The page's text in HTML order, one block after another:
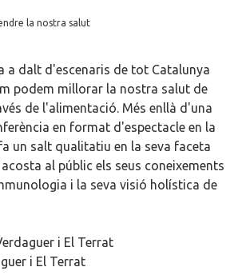
la nostra salut
a dalt d'escenaris de tot Catalunya
podem millorar la nostra salut de
de l'alimentació. Més enllà d'una
en format d'espectacle en la
un salt qualitatiu en la seva faceta
al públic els seus coneixements
i la seva visió holística de
i El Terrat
i El Terrat